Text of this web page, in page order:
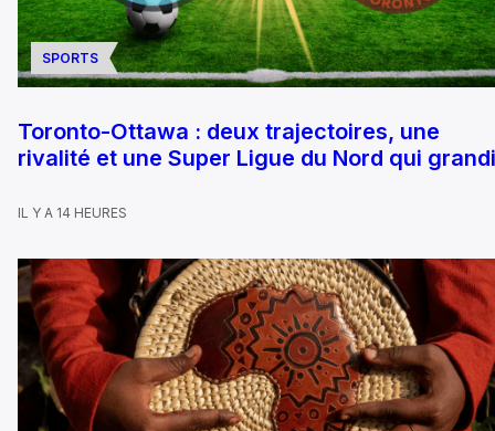
SPORTS
Toronto-Ottawa : deux trajectoires, une
rivalité et une Super Ligue du Nord qui
IL Y A 14 HEURES